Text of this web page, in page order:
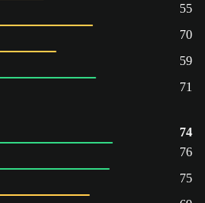
55
70
59
71
74
76
75